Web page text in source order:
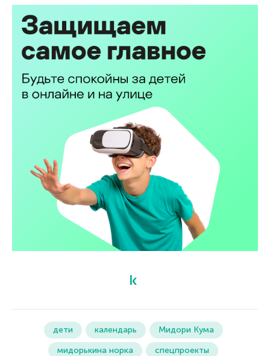
дети календарь
Мидори Кума
мидорькина норка
спецпроекты